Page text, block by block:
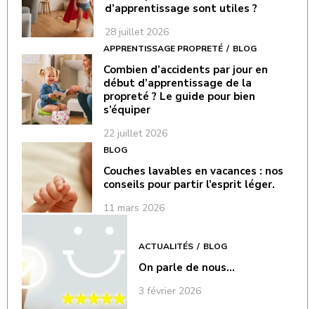
d’apprentissage sont utiles ?
28 juillet 2026
APPRENTISSAGE PROPRETÉ BLOG
Combien d’accidents par jour en
début d’apprentissage de la
propreté ? Le guide pour bien
s’équiper
22 juillet 2026
BLOG
Couches lavables en vacances : nos
conseils pour partir l’esprit léger.
11 mars 2026
ACTUALITÉS BLOG
On parle de nous…
3 février 2026